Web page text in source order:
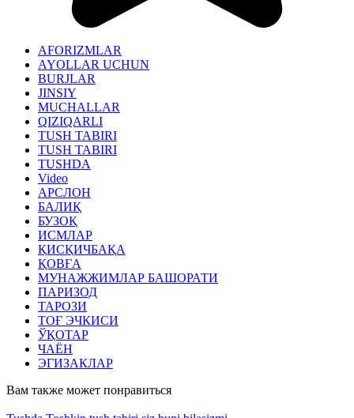
AFORIZMLAR
AYOLLAR UCHUN
BURJLAR
JINSIY
MUCHALLAR
QIZIQARLI
TUSH TABIRI
TUSH TABIRI
TUSHDA
Video
АРСЛОН
БАЛИҚ
БУЗОҚ
ИСМЛАР
ҚИСҚИЧБАҚА
ҚОВҒА
МУНАЖЖИМЛАР БАШОРАТИ
ПАРИЗОД
ТАРОЗИ
ТОҒ ЭЧКИСИ
ЎҚОТАР
ЧАЁН
ЭГИЗАКЛАР
Вам также может понравиться